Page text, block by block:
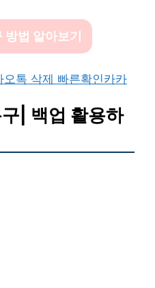
방법 알아보기
오톡 삭제 빠른확인카카
| 백업 활용하